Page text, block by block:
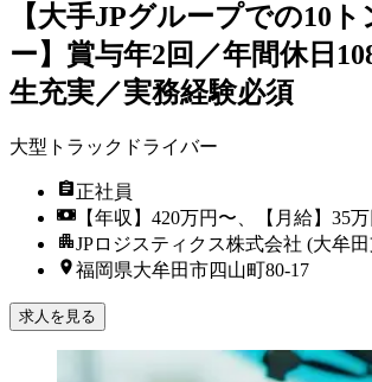
【大手JPグループでの10
ー】賞与年2回／年間休日
生充実／実務経験必須
大型トラックドライバー
正社員
【年収】420万円〜、【月給】35
JPロジスティクス株式会社 (大牟
福岡県大牟田市四山町80-17
求人を見る